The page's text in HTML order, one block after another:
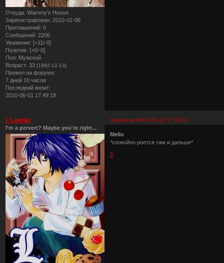
Откуда: Wammy's House
Зарегистрирован: 2010-01-06
Приглашений: 0
Сообщений: 2206
Уважение: [+11/-0]
Позитив: [+0/-0]
Пол: Мужской
Возраст: 33 [1992-12-13]
Провел на форуме:
7 дней 10 часов
Последний визит:
2010-06-01 17:49:18
Поделиться2010-01-22 17:41:43
L Lawliet
I'm a pervert? Maybe you're right...
Mello
*спокойно роется там и дальше*
0